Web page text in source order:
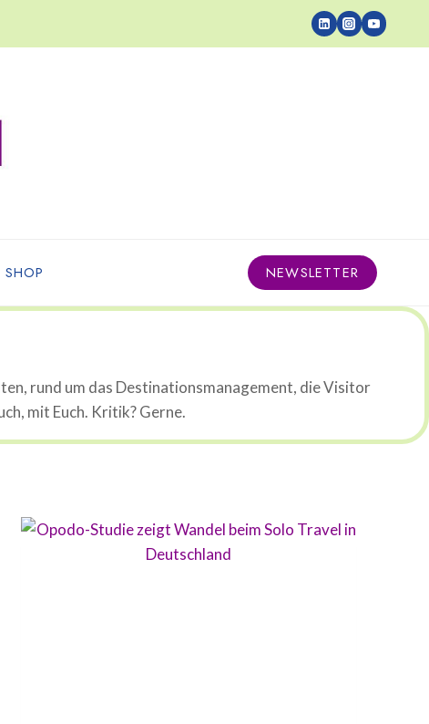
SHOP NEWSLETTER
rund um das Destinationsmanagement, die Visitor
mit Euch. Kritik? Gerne.